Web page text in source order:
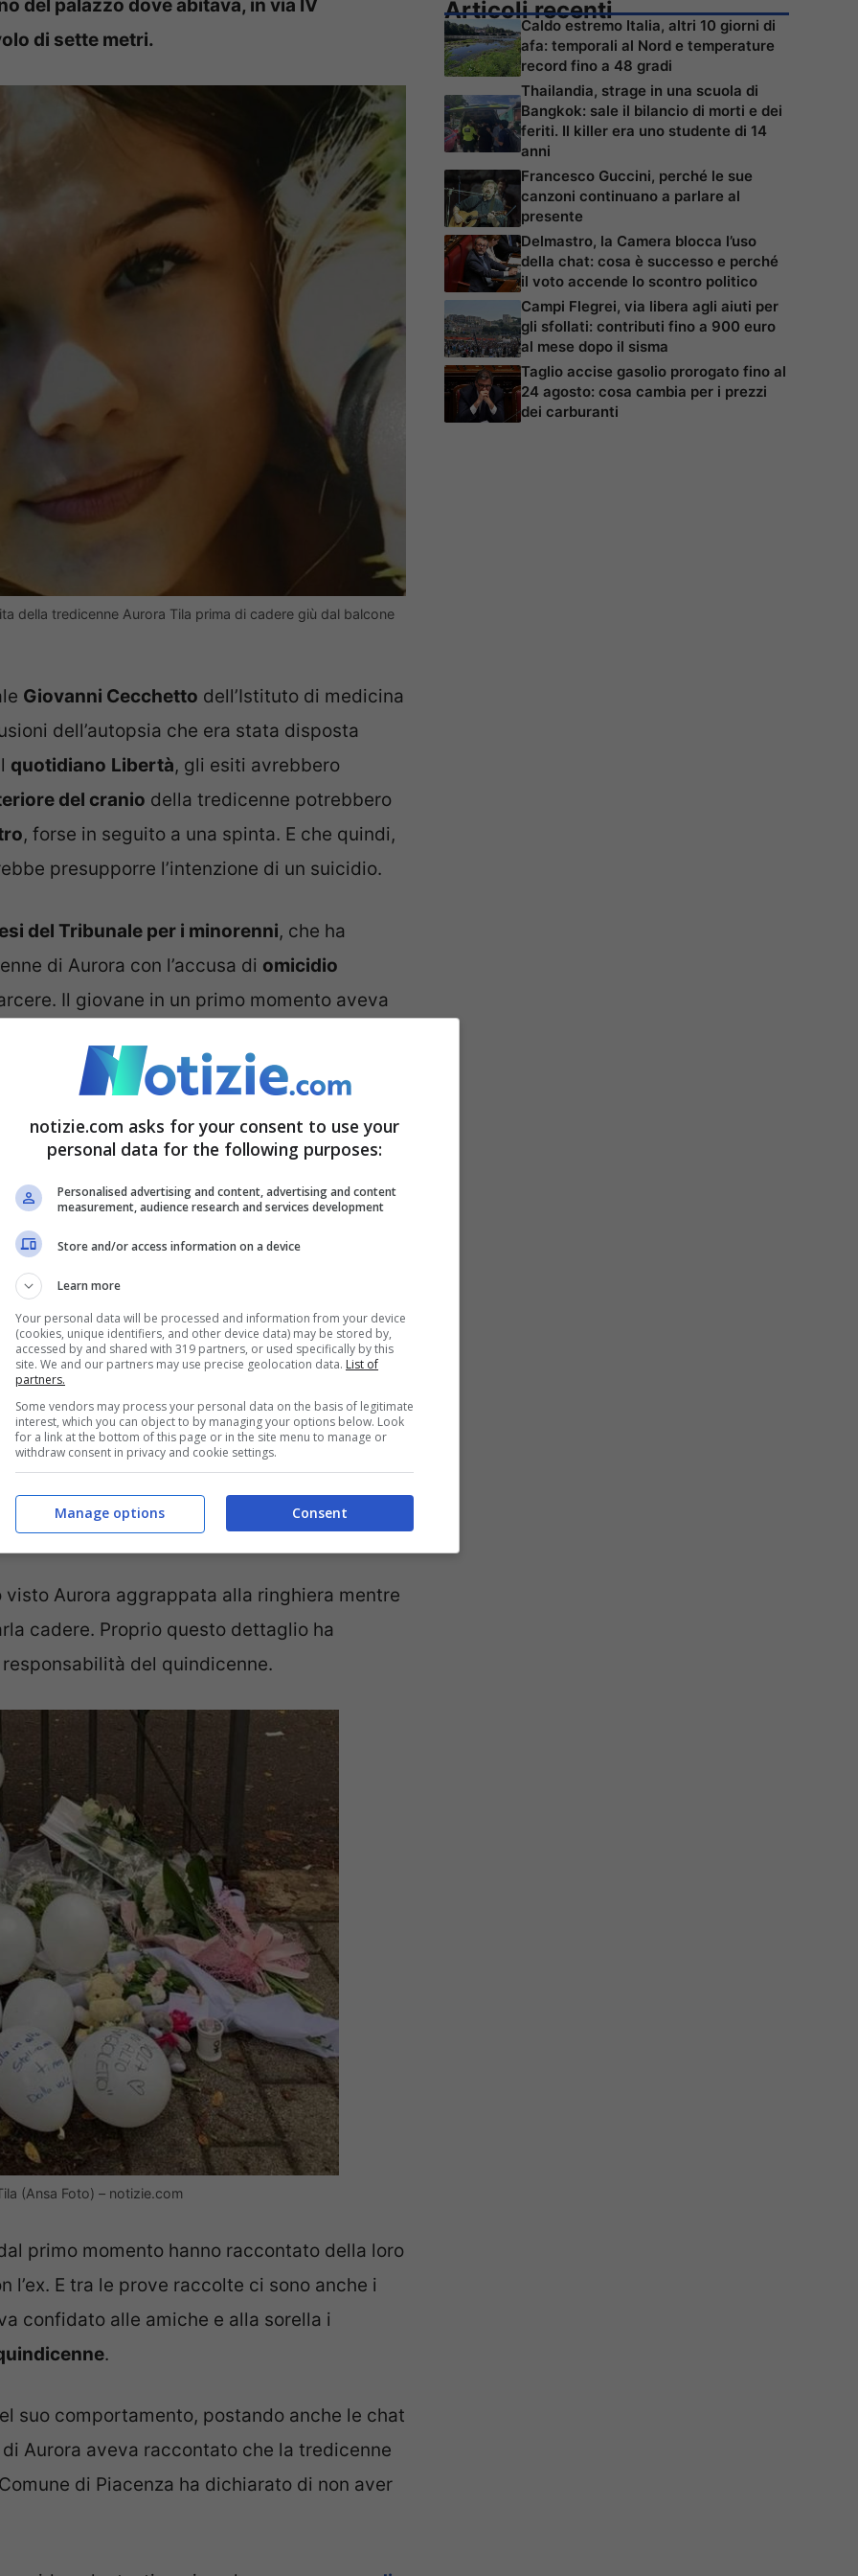
del palazzo dove abitava, in via IV
di sette metri.
della tredicenne Aurora Tila prima di cadere giù dal balcone
Giovanni Cecchetto dell’Istituto di medicina
dell’autopsia che era stata disposta
quotidiano Libertà, gli esiti avrebbero
del cranio della tredicenne potrebbero
, forse in seguito a una spinta. E che quindi,
presupporre l’intenzione di un suicidio.
del Tribunale per i minorenni, che ha
di Aurora con l’accusa di omicidio
Il giovane in un primo momento aveva
da sola. Era stato prima indagato a
un
provvedimento d’urgenzaemesso dalla
in corso l’autopsia.
numerose fratture
tutte riconducibili a
sarebbero state quelle alla testa. L’autopsia
sulle mani di Aurora Tila, in
l’ex di Aurora
icarabinieri del Nucleo Investigativo di
tre persone che avrebbero visto e sentito
ex sul terrazzo della casa dove lei viveva
Aurora aggrappata alla ringhiera mentre
cadere. Proprio questo dettaglio ha
del quindicenne.
(Ansa Foto) – notizie.com
primo momento hanno raccontato della loro
l’ex. E tra le prove raccolte ci sono anche i
confidato alle amiche e alla sorella i
.
suo comportamento, postando anche le chat
Aurora aveva raccontato che la tredicenne
di Piacenza ha dichiarato di non aver
Articoli recenti
Caldo estremo Italia, altri 10 giorni di
afa: temporali al Nord e temperature
record fino a 48 gradi
Thailandia, strage in una scuola di
Bangkok: sale il bilancio di morti e dei
feriti. Il killer era uno studente di 14
anni
Francesco Guccini, perché le sue
canzoni continuano a parlare al
presente
Delmastro, la Camera blocca l’uso
della chat: cosa è successo e perché
il voto accende lo scontro politico
Campi Flegrei, via libera agli aiuti per
gli sfollati: contributi fino a 900 euro
al mese dopo il sisma
Taglio accise gasolio prorogato fino al
24 agosto: cosa cambia per i prezzi
dei carburanti
notizie.com asks for your consent to use your
personal data for the following purposes:
Personalised advertising and content, advertising and content
measurement, audience research and services development
Store and/or access information on a device
Learn more
Your personal data will be processed and information from your device
(cookies, unique identifiers, and other device data) may be stored by,
accessed by and shared with 319 partners, or used specifically by this
site. We and our partners may use precise geolocation data. List of
partners.
Some vendors may process your personal data on the basis of legitimate
interest, which you can object to by managing your options below. Look
for a link at the bottom of this page or in the site menu to manage or
withdraw consent in privacy and cookie settings.
Consent
Manage options